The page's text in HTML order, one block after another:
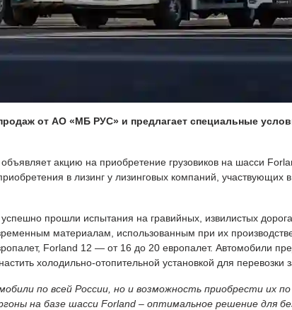
от АО «МБ РУС» и предлагает специальные
акцию на приобретение грузовиков на шасси
в лизинг у лизинговых компаний,
прошли испытания на гравийных, извилистых
материалам, использованным при их
Forland 12 — от 16 до 20 европалет. Автомобили
холодильно-отопительной установкой для перевозки
по всей России, но и возможность приобрести их по
на базе шасси Forland – оптимальное решение для